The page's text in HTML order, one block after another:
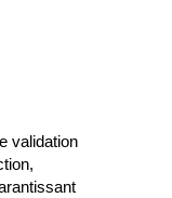
validation